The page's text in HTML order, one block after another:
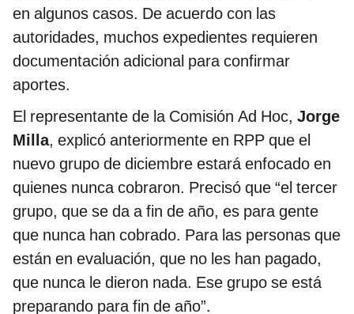
en algunos casos. De acuerdo con las
autoridades, muchos expedientes requieren
documentación adicional para confirmar
aportes.
El representante de la Comisión Ad Hoc, Jorge
Milla, explicó anteriormente en RPP que el
nuevo grupo de diciembre estará enfocado en
quienes nunca cobraron. Precisó que “el tercer
grupo, que se da a fin de año, es para gente
que nunca han cobrado. Para las personas que
están en evaluación, que no les han pagado,
que nunca le dieron nada. Ese grupo se está
preparando para fin de año”.